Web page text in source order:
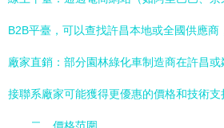
B2B平臺，可以查找許昌本地或全國供應商
廠家直銷：部分園林綠化車制造商在許昌
接聯系廠家可能獲得更優惠的價格和技術支